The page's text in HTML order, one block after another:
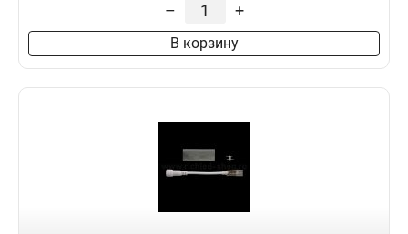
– +
В корзину